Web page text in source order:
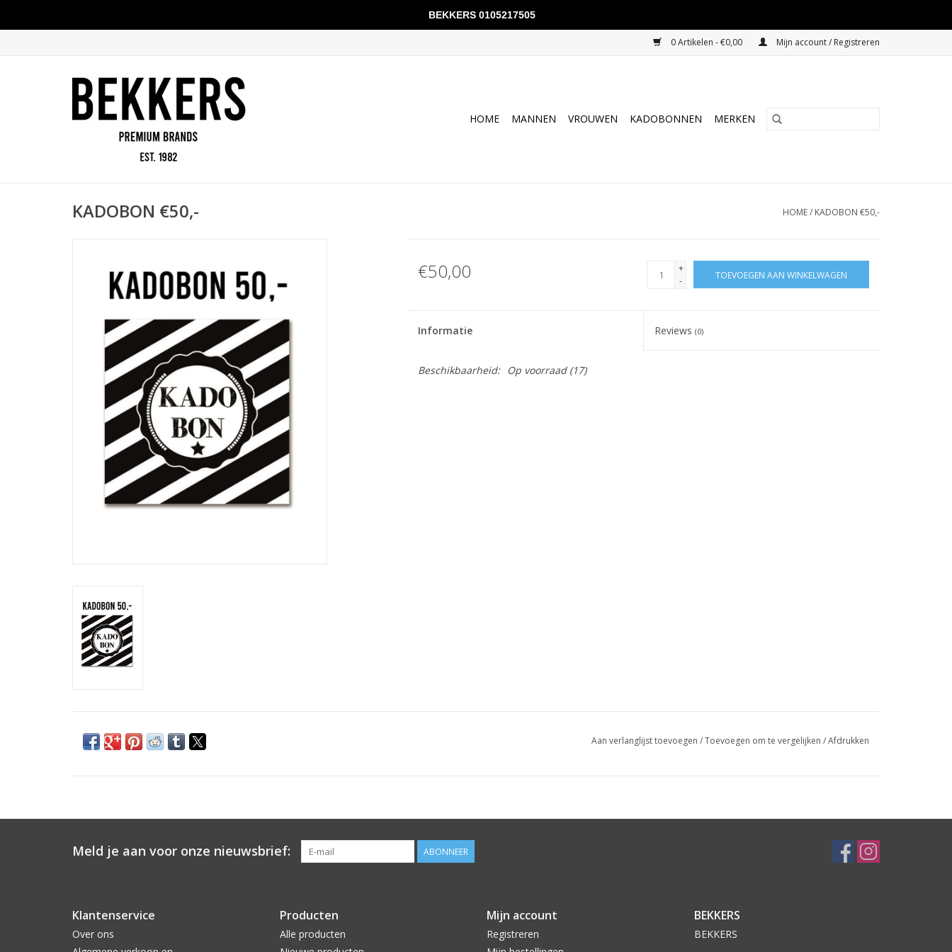
0 Artikelen - €0,00 Mijn account / Registreren
HOME MANNEN VROUWEN KADOBONNEN MERKEN
KADOBON €50,- HOME/ KADOBON €50,-
€50,00
+
-
TOEVOEGEN AAN WINKELWAGEN
Informatie Reviews(0)
Beschikbaarheid: Op voorraad(17)
Aan verlanglijst toevoegen /Toevoegen om te vergelijken /Afdrukken
Meld je aan voor onze nieuwsbrief: ABONNEER
Klantenservice
Over ons
Producten
Alle producten
Mijn account
Registreren
BEKKERS
BEKKERS
BEKKERS 0105217505